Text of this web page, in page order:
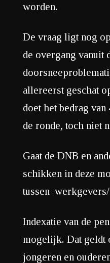
worden.
De vraag ligt nog
de overgang vanuit
allereerst geschat
doet het bedrag
de ronde, toch niet
Gaat de DNB en
schikken in deze
tussen
Indexatie van de
mogelijk. Dat geldt
jongeren en